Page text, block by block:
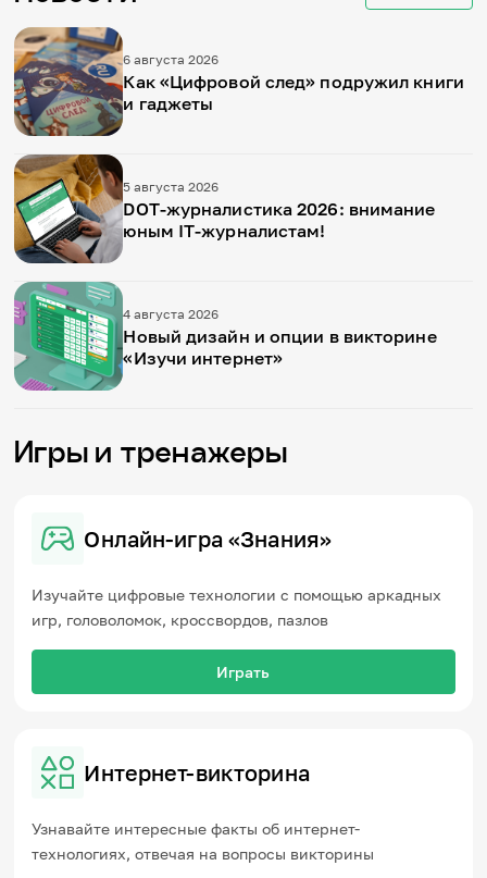
Игры и тренажеры
Игра «Знания»
Знания в тестах
Викторина
Словарь
Настолка
Памятки
Комиксы
Стихи
Педагогам
Школа наставников
IT-урок
Методика
Секреты кода
Незрячим
English
Задать вопрос
6 августа 2026
Как «Цифровой след» подружил книги
и гаджеты
5 августа 2026
DOT-журналистика 2026: внимание
юным IT-журналистам!
4 августа 2026
Новый дизайн и опции в викторине
«Изучи интернет»
Игры и тренажеры
Онлайн-игра «Знания»
Изучайте цифровые технологии с помощью аркадных
игр, головоломок, кроссвордов, пазлов
Играть
Интернет-викторина
Узнавайте интересные факты об интернет-
технологиях, отвечая на вопросы викторины